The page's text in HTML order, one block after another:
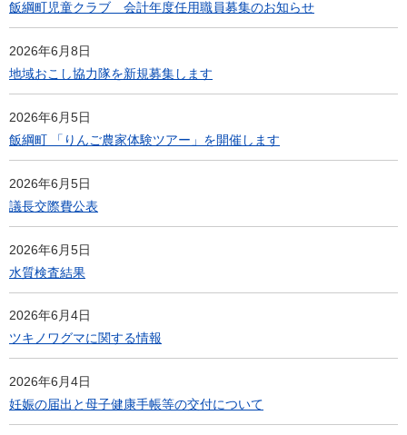
飯綱町児童クラブ 会計年度任用職員募集のお知らせ
2026年6月8日
地域おこし協力隊を新規募集します
2026年6月5日
飯綱町 「りんご農家体験ツアー」を開催します
2026年6月5日
議長交際費公表
2026年6月5日
水質検査結果
2026年6月4日
ツキノワグマに関する情報
2026年6月4日
妊娠の届出と母子健康手帳等の交付について